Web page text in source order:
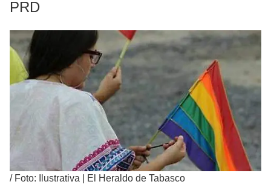
PRD
/ Foto: Ilustrativa | El Heraldo de Tabasco